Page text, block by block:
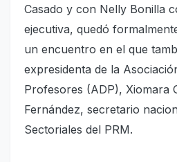
Casado y con Nelly Bonilla
ejecutiva, quedó
un encuentro en el que
expresidenta de la
Profesores (ADP), Xiomara
Fernández, secretario
Sectoriales del PRM.